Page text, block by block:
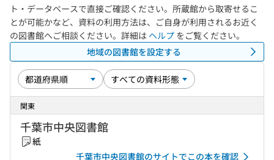
ト・データベースで直接ご確認ください。所蔵館から取寄せるこ
とが可能かなど、資料の利用方法は、ご自身が利用されるお近く
の図書館へご相談ください。詳細は ヘルプ をご覧ください。
地域の図書館を設定する
関東
千葉市中央図書館
紙
千葉市中央図書館のサイトでこの本を確認